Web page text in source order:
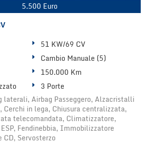
5.500 Euro
51 KW/69 CV
Cambio Manuale (5)
150.000 Km
3 Porte
laterali, Airbag Passeggero, Alzacristalli
in lega, Chiusura centralizzata,
telecomandata, Climatizzatore,
Fendinebbia, Immobilizzatore
Servosterzo